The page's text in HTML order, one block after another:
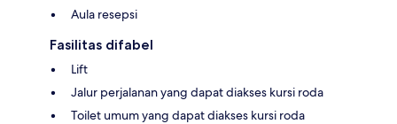
Aula resepsi
Fasilitas difabel
Lift
Jalur perjalanan yang dapat diakses kursi roda
Toilet umum yang dapat diakses kursi roda